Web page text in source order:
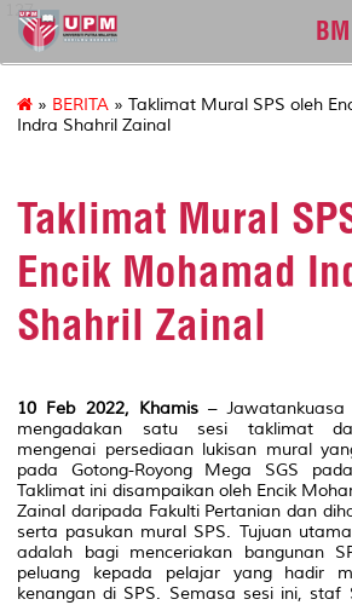
127
BM
» BERITA » Taklimat Mural SPS oleh
Indra Shahril Zainal
Taklimat Mural
Encik Mohamad
Shahril Zainal
10 Feb 2022, Khamis– Jawatankuasa
mengadakan satu sesi taklimat
mengenai persediaan lukisan mural
pada Gotong-Royong Mega SGS
Taklimat ini disampaikan oleh Encik
Zainal daripada Fakulti Pertanian dan
serta pasukan mural SPS. Tujuan
adalah bagi menceriakan bangunan
peluang kepada pelajar yang hadir
kenangan di SPS. Semasa sesi ini, staf